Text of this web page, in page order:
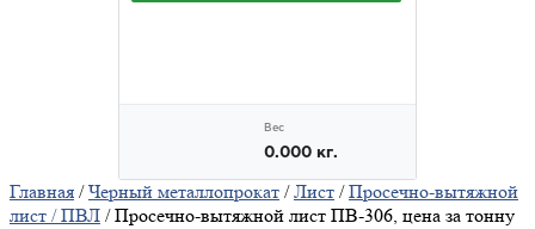
Главная /Черный металлопрокат /Лист /Просечно-вытяжной
лист / ПВЛ / Просечно-вытяжной лист ПВ-306, цена за тонну